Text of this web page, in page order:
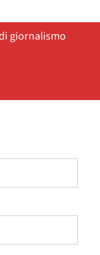
giornalismo